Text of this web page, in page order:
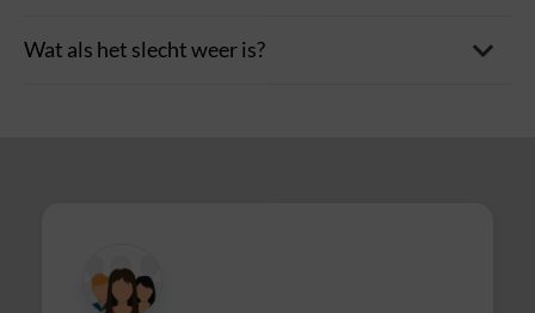
De meeste attracties vereisen een standaard
Wat als het slecht weer is?